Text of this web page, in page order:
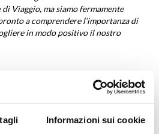
Informazioni sui cookie
Viaggio, ma siamo fermamente
a comprendere l’importanza di
in modo positivo il nostro
07/2022
ASTOI